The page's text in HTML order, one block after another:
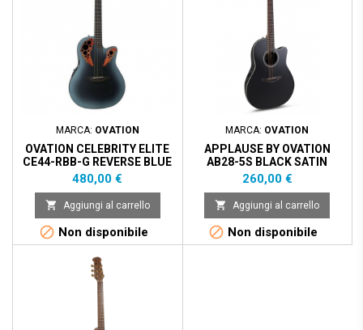
MARCA: OVATION
OVATION CELEBRITY ELITE
CE44-RBB-G REVERSE BLUE
BURST
Prezzo
480,00 €
 Aggiungi al carrello
 Non disponibile
MARCA: OVATION
APPLAUSE BY OVATION
AB28-5S BLACK SATIN
Prezzo
260,00 €
 Aggiungi al carrello
 Non disponibile